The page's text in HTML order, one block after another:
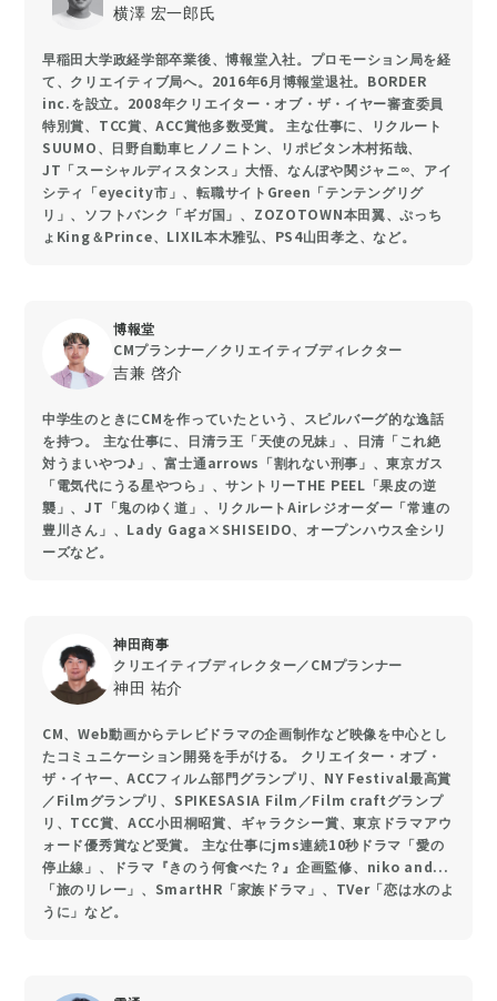
横澤 宏一郎氏
早稲田大学政経学部卒業後、博報堂入社。プロモーション局を経
て、クリエイティブ局へ。2016年6月博報堂退社。BORDER
inc.を設立。2008年クリエイター・オブ・ザ・イヤー審査委員
特別賞、TCC賞、ACC賞他多数受賞。 主な仕事に、リクルート
SUUMO、日野自動車ヒノノニトン、リポビタン木村拓哉、
JT「スーシャルディスタンス」大悟、なんぼや関ジャニ∞、アイ
シティ「eyecity市」、転職サイトGreen「テンテングリグ
リ」、ソフトバンク「ギガ国」、ZOZOTOWN本田翼、ぷっち
ょKing＆Prince、LIXIL本木雅弘、PS4山田孝之、など。
博報堂
CMプランナー／クリエイティブディレクター
吉兼 啓介
中学生のときにCMを作っていたという、スピルバーグ的な逸話
を持つ。 主な仕事に、日清ラ王「天使の兄妹」、日清「これ絶
対うまいやつ♪」、富士通arrows「割れない刑事」、東京ガス
「電気代にうる星やつら」、サントリーTHE PEEL「果皮の逆
襲」、JT「鬼のゆく道」、リクルートAirレジオーダー「常連の
豊川さん」、Lady Gaga×SHISEIDO、オープンハウス全シリ
ーズなど。
神田商事
クリエイティブディレクター／CMプランナー
神田 祐介
CM、Web動画からテレビドラマの企画制作など映像を中心とし
たコミュニケーション開発を手がける。 クリエイター・オブ・
ザ・イヤー、ACCフィルム部門グランプリ、NY Festival最高賞
／Filmグランプリ、SPIKESASIA Film／Film craftグランプ
リ、TCC賞、ACC小田桐昭賞、ギャラクシー賞、東京ドラマアウ
ォード優秀賞など受賞。 主な仕事にjms連続10秒ドラマ「愛の
停止線」、ドラマ『きのう何食べた？』企画監修、niko and...
「旅のリレー」、SmartHR「家族ドラマ」、TVer「恋は水のよ
うに」など。